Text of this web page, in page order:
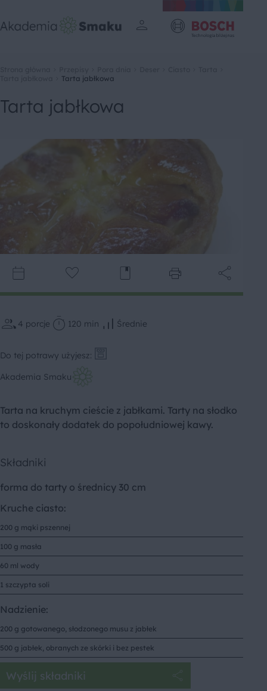
Tarta jabłkowa
Tarta jabłkowa
4 porcje 120 min Średnie
Do tej potrawy użyjesz:
Akademia Smaku
Tarta na kruchym cieście z jabłkami. Tarty na słodko
to doskonały dodatek do popołudniowej kawy.
Składniki
forma do tarty o średnicy 30 cm
Kruche ciasto:
200 g mąki pszennej
100 g masła
60 ml wody
1 szczypta soli
Nadzienie:
200 g gotowanego, słodzonego musu z jabłek
500 g jabłek, obranych ze skórki i bez pestek
Wyślij składniki